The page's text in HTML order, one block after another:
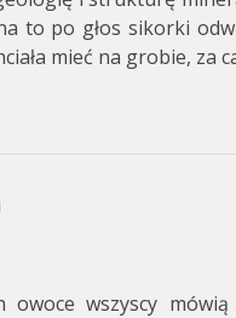
to po głos sikorki
mieć na grobie, za
wszyscy